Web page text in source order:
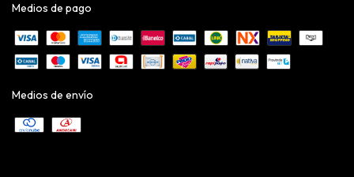
Medios de pago
Medios de envío